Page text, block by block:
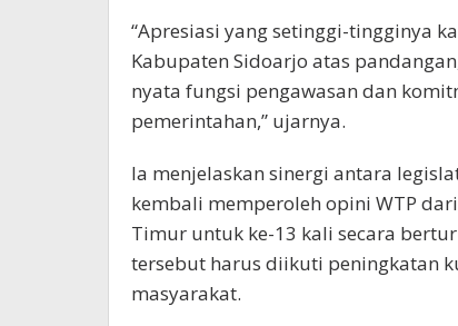
“Apresiasi yang setinggi-tingginya
Kabupaten Sidoarjo atas
nyata fungsi pengawasan dan
pemerintahan,” ujarnya.
Ia menjelaskan sinergi antara
kembali memperoleh opini WTP dari
Timur untuk ke-13 kali secara
tersebut harus diikuti peningkatan
masyarakat.